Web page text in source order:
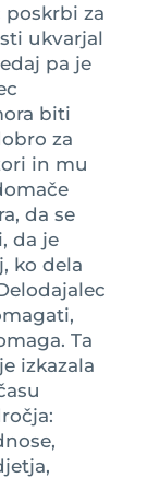
poskrbi za
ukvarjal
pa je
biti
za
in mu
da se
da je
ko dela
Ta
izkazala